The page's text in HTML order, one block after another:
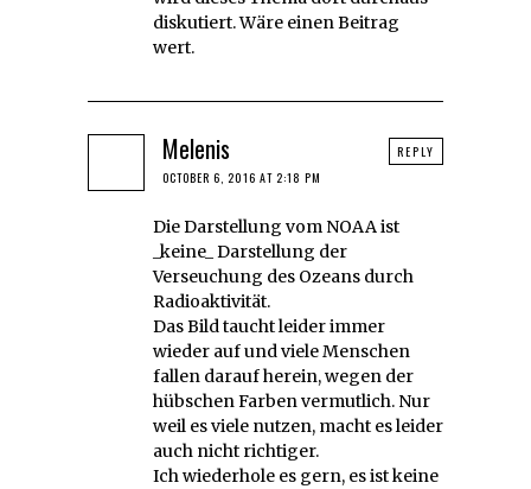
diskutiert. Wäre einen Beitrag
wert.
Melenis
OCTOBER 6, 2016 AT 2:18 PM
Die Darstellung vom NOAA ist
_keine_ Darstellung der
Verseuchung des Ozeans durch
Radioaktivität.
Das Bild taucht leider immer
wieder auf und viele Menschen
fallen darauf herein, wegen der
hübschen Farben vermutlich. Nur
weil es viele nutzen, macht es leider
auch nicht richtiger.
Ich wiederhole es gern, es ist keine
REPLY